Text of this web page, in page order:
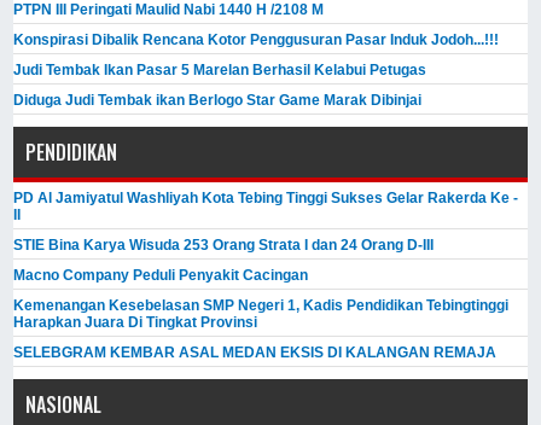
PTPN III Peringati Maulid Nabi 1440 H /2108 M
Konspirasi Dibalik Rencana Kotor Penggusuran Pasar Induk Jodoh...!!!
Judi Tembak Ikan Pasar 5 Marelan Berhasil Kelabui Petugas
Diduga Judi Tembak ikan Berlogo Star Game Marak Dibinjai
PENDIDIKAN
PD Al Jamiyatul Washliyah Kota Tebing Tinggi Sukses Gelar Rakerda Ke -
STIE Bina Karya Wisuda 253 Orang Strata I dan 24 Orang D-III
Macno Company Peduli Penyakit Cacingan
Kemenangan Kesebelasan SMP Negeri 1, Kadis Pendidikan Tebingtinggi
Harapkan Juara Di Tingkat Provinsi
SELEBGRAM KEMBAR ASAL MEDAN EKSIS DI KALANGAN REMAJA
NASIONAL